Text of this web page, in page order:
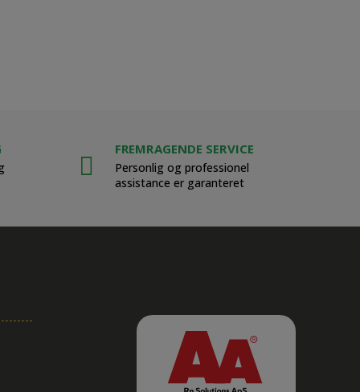
FREMRAGENDE SERVICE
Personlig og professionel
assistance er garanteret